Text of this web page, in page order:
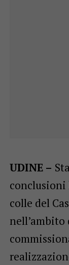
UDINE –
colle del